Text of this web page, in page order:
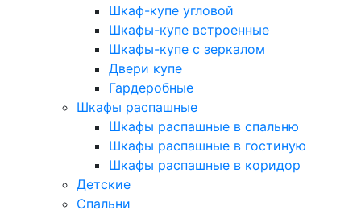
Шкаф-купе угловой
Шкафы-купе встроенные
Шкафы-купе с зеркалом
Двери купе
Гардеробные
Шкафы распашные
Шкафы распашные в спальню
Шкафы распашные в гостиную
Шкафы распашные в коридор
Детские
Спальни